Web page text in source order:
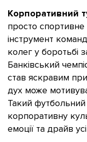
Корпоративний
просто
інструмент
колег у боротьбі
Банківський
став яскравим
дух може
Такий
корпоративну
емоції та драйв